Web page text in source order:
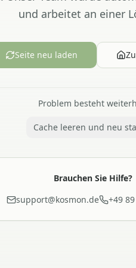
und arbeitet an einer
Seite neu laden
Problem besteht
Cache leeren und neu
Brauchen Sie Hilfe?
support@kosmon.de
+49